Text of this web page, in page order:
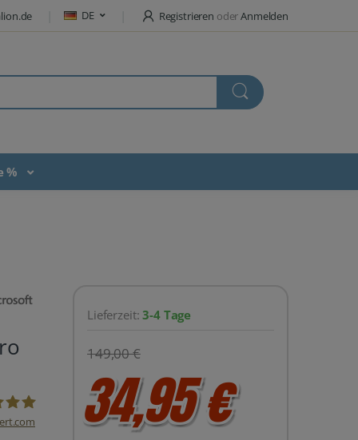
DE Registrieren oderAnmelden
%
Lieferzeit:3-4 Tage
149,00 €
34,95 €